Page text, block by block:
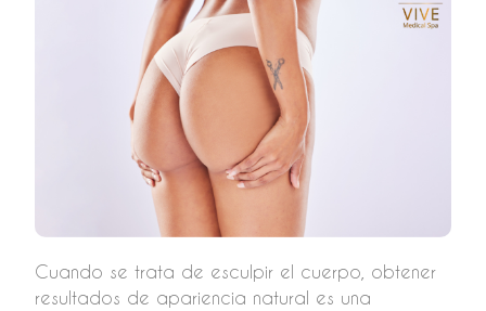
Cuando se trata de esculpir el cuerpo, obtener
resultados de apariencia natural es una